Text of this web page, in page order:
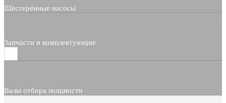
Шестерённые насосы
Запчасти и комплектующие
Валы отбора мощности